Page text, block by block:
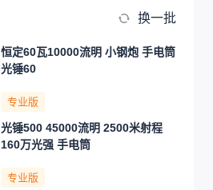
换一批
恒定60瓦10000流明 小钢炮 手电筒
光锤60
专业版
光锤500 45000流明 2500米射程
160万光强 手电筒
专业版